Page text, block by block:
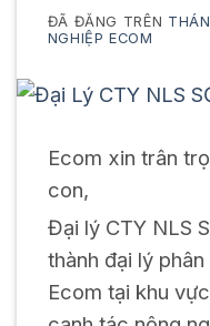
ĐÃ ĐĂNG TRÊN
NGHIỆP ECOM
Ecom xin trân
con,
Đại lý CTY NLS
thành đại lý
Ecom tại khu